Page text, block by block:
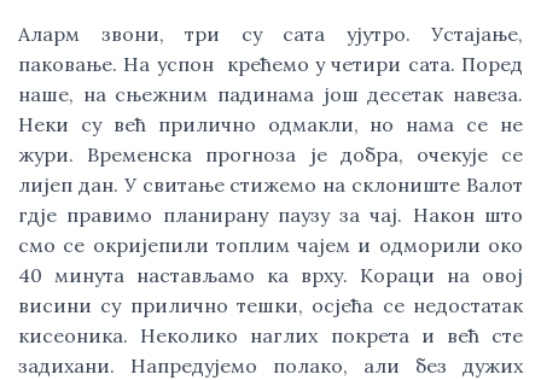
Аларм звони, три су сата ујутро. Устајање,
паковање. На успон крећемо у четири сата. Поред
наше, на сњежним падинама још десетак навеза.
Неки су већ прилично одмакли, но нама се не
жури. Временска прогноза је добра, очекује се
лијеп дан. У свитање стижемо на склониште Валот
гдје правимо планирану паузу за чај. Након што
смо се окријепили топлим чајем и одморили око
40 минута настављамо ка врху. Кораци на овој
висини су прилично тешки, осјећа се недостатак
кисеоника. Неколико наглих покрета и већ сте
задихани. Напредујемо полако, али без дужих